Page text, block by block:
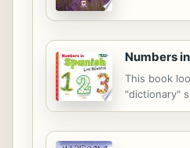
Numbers
This book
"dictionary"